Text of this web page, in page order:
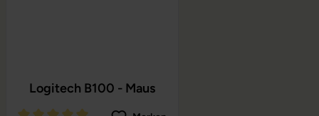
Logitech B100 - Maus